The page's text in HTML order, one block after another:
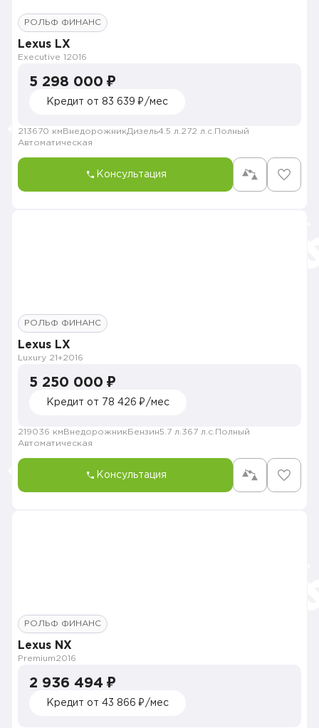
РОЛЬФ ФИНАНС
Lexus LX
Executive 1 2016
5 298 000 ₽
Кредит от 83 639 ₽/мес
213670 км ВнедорожникДизель4.5 л. 272 л.с. Полный
Автоматическая
Консультация
РОЛЬФ ФИНАНС
Lexus LX
Luxury 21+2016
5 250 000 ₽
Кредит от 78 426 ₽/мес
219036 км Внедорожник Бензин5.7 л. 367 л.с. Полный
Автоматическая
Консультация
РОЛЬФ ФИНАНС
Lexus NX
Premium2016
2 936 494 ₽
Кредит от 43 866 ₽/мес